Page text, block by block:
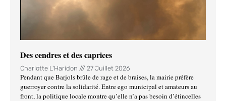
Des cendres et des caprices
Charlotte L'Haridon 27 Juillet 2026
Pendant que Barjols brûle de rage et de braises, la mairie préfère
guerroyer contre la solidarité. Entre ego municipal et amateurs au
front, la politique locale montre qu’elle n’a pas besoin d’étincelles